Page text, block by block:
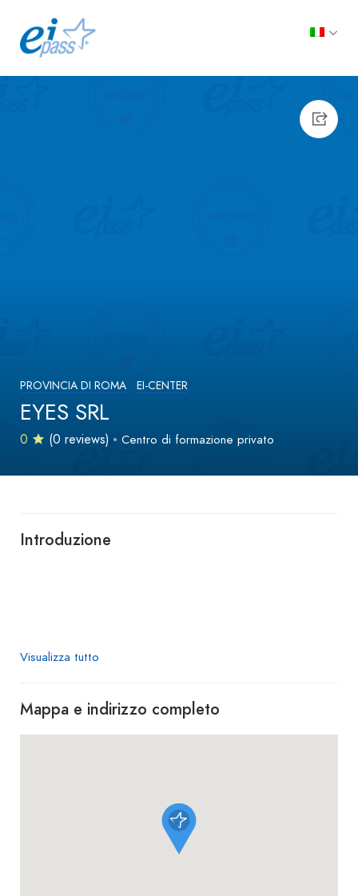
PROVINCIA DI ROMA EI-CENTER
EYES SRL
0 (0 reviews) Centro di formazione privato
Introduzione
Visualizza tutto
Mappa e indirizzo completo